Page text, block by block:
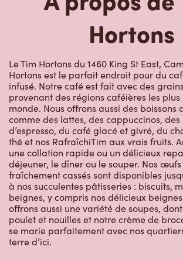
Hortons
Le Tim Hortons du 1460 King St East,
Hortons est le parfait endroit pour du
infusé. Notre café est fait avec des
provenant des régions caféières les
monde. Nous offrons aussi des boissons
comme des lattes, des cappuccinos,
d’espresso, du café glacé et givré, du
thé et nos RafraîchiTim aux vrais fruits.
une collation rapide ou un délicieux
déjeuner, le dîner ou le souper. Nos œufs
fraîchement cassés sont disponibles
à nos succulentes pâtisseries : biscuits,
beignes, y compris nos délicieux
offrons aussi une variété de soupes,
poulet et nouilles et notre crème de
se marie parfaitement avec nos
terre d’ici.